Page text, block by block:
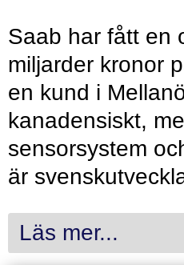
Saab har fått en
miljarder kronor
en kund i
kanadensiskt,
sensorsystem
är
Läs mer...